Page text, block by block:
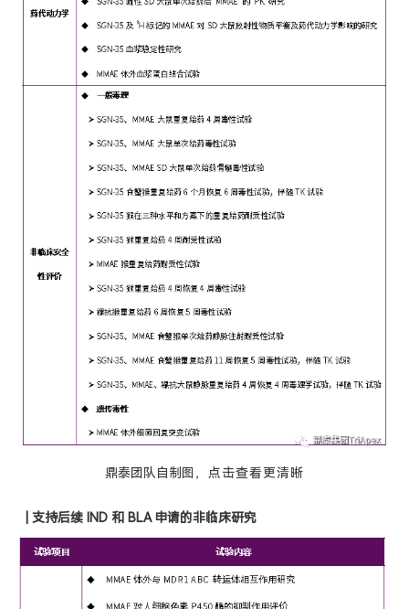
鼎泰团队自制图 ，点击查看更清晰
支持后续 IND 和 BLA 申请的非临床研究